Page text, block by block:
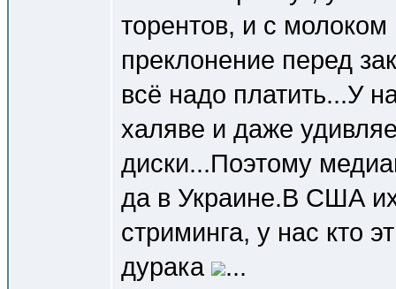
торентов, и с
преклонение перед
всё надо платить...У
халяве и даже
диски...Поэтому
да в Украине.В США
стриминга, у нас кто
дурака
...